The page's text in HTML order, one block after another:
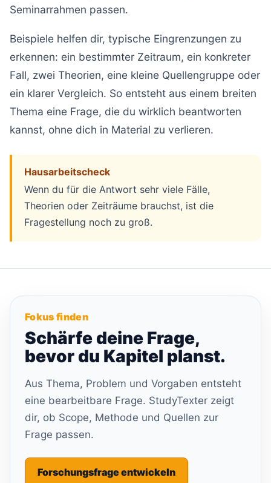
Seminarrahmen passen.
Beispiele helfen dir, typische Eingrenzungen zu
erkennen: ein bestimmter Zeitraum, ein konkreter
Fall, zwei Theorien, eine kleine Quellengruppe oder
ein klarer Vergleich. So entsteht aus einem breiten
Thema eine Frage, die du wirklich beantworten
kannst, ohne dich in Material zu verlieren.
Hausarbeitscheck
Wenn du für die Antwort sehr viele Fälle,
Theorien oder Zeiträume brauchst, ist die
Fragestellung noch zu groß.
Fokus finden
Schärfe deine Frage,
bevor du Kapitel planst.
Aus Thema, Problem und Vorgaben entsteht
eine bearbeitbare Frage. StudyTexter zeigt
dir, ob Scope, Methode und Quellen zur
Frage passen.
Forschungsfrage entwickeln